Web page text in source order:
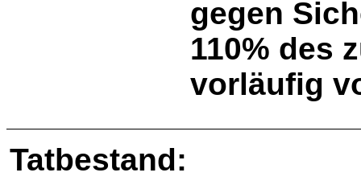
gegen
110% des
vorläufig
Tatbestand: